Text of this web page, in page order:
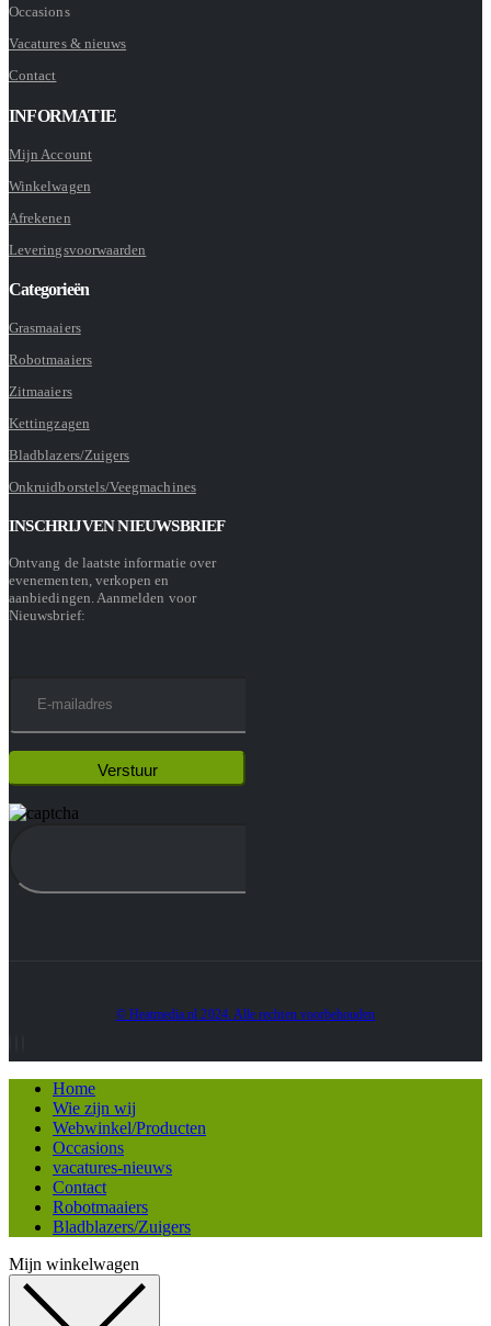
Occasions
Vacatures & nieuws
Contact
INFORMATIE
Mijn Account
Winkelwagen
Afrekenen
Leveringsvoorwaarden
Categorieën
Grasmaaiers
Robotmaaiers
Zitmaaiers
Kettingzagen
Bladblazers/Zuigers
Onkruidborstels/Veegmachines
INSCHRIJVEN NIEUWSBRIEF
Ontvang de laatste informatie over
evenementen, verkopen en
aanbiedingen. Aanmelden voor
Nieuwsbrief:
© Heatmedia.nl 2024. Alle rechten voorbehouden
Home
Wie zijn wij
Webwinkel/Producten
Occasions
vacatures-nieuws
Contact
Robotmaaiers
Bladblazers/Zuigers
Mijn winkelwagen